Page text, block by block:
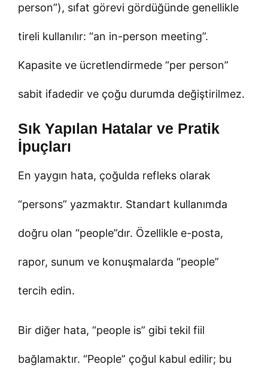
person”), sıfat görevi gördüğünde genellikle
tireli kullanılır: “an in-person meeting”.
Kapasite ve ücretlendirmede “per person”
sabit ifadedir ve çoğu durumda değiştirilmez.
Sık Yapılan Hatalar ve Pratik
İpuçları
En yaygın hata, çoğulda refleks olarak
“persons” yazmaktır. Standart kullanımda
doğru olan “people”dır. Özellikle e-posta,
rapor, sunum ve konuşmalarda “people”
tercih edin.
Bir diğer hata, “people is” gibi tekil fiil
bağlamaktır. “People” çoğul kabul edilir; bu